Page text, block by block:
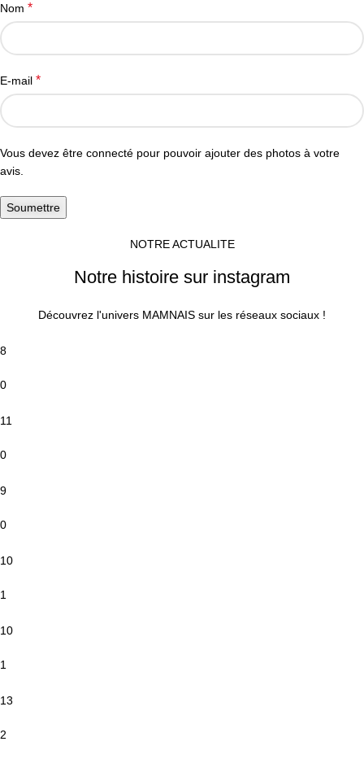
Nom *
E-mail *
Vous devez être connecté pour pouvoir ajouter des photos à votre
avis.
NOTRE ACTUALITE
Notre histoire sur instagram
Découvrez l'univers MAMNAIS sur les réseaux sociaux !
8
0
11
0
9
0
10
1
10
1
13
2